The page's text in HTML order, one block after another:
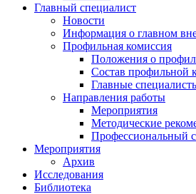
Главный специалист
Новости
Информация о главном
Профильная комиссия
Положения о
Состав профильной
Главные
Направления работы
Мероприятия
Методические
Профессиональный
Мероприятия
Архив
Исследования
Библиотека